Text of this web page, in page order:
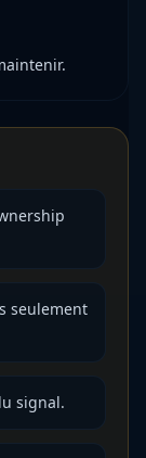
seulement
signal.